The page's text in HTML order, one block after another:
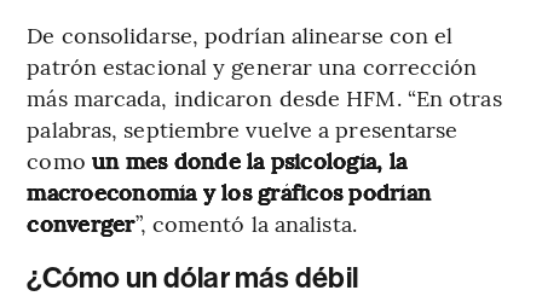
De consolidarse, podrían alinearse con el
patrón estacional y generar una corrección
más marcada, indicaron desde HFM. “En otras
palabras, septiembre vuelve a presentarse
como un mes donde la psicología, la
macroeconomía y los gráficos podrían
converger”, comentó la analista.
¿Cómo un dólar más débil